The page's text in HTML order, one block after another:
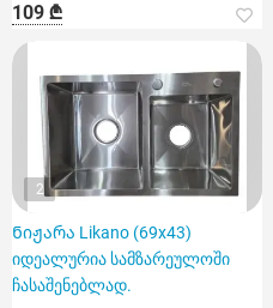
109 ₾
2
Ნიჟარა Likano (69x43)
იდეალურია სამზარეულოში
ჩასაშენებლად.